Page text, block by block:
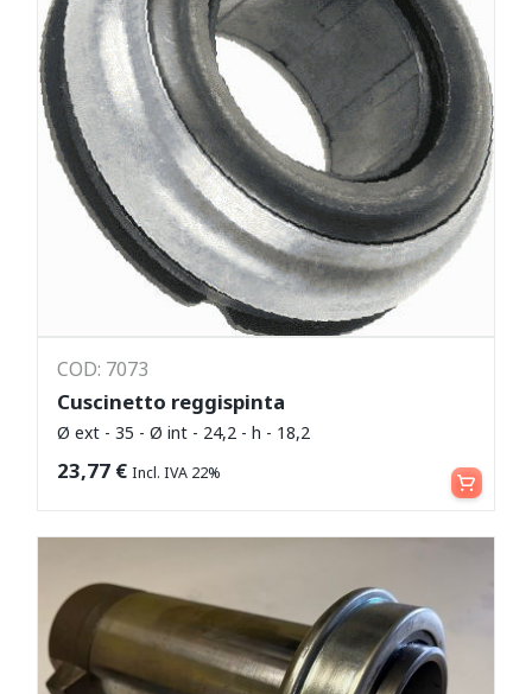
COD: 7073
Cuscinetto reggispinta
Ø ext - 35 - Ø int - 24,2 - h - 18,2
23,77 € Incl. IVA 22% Aggiungi al carrello